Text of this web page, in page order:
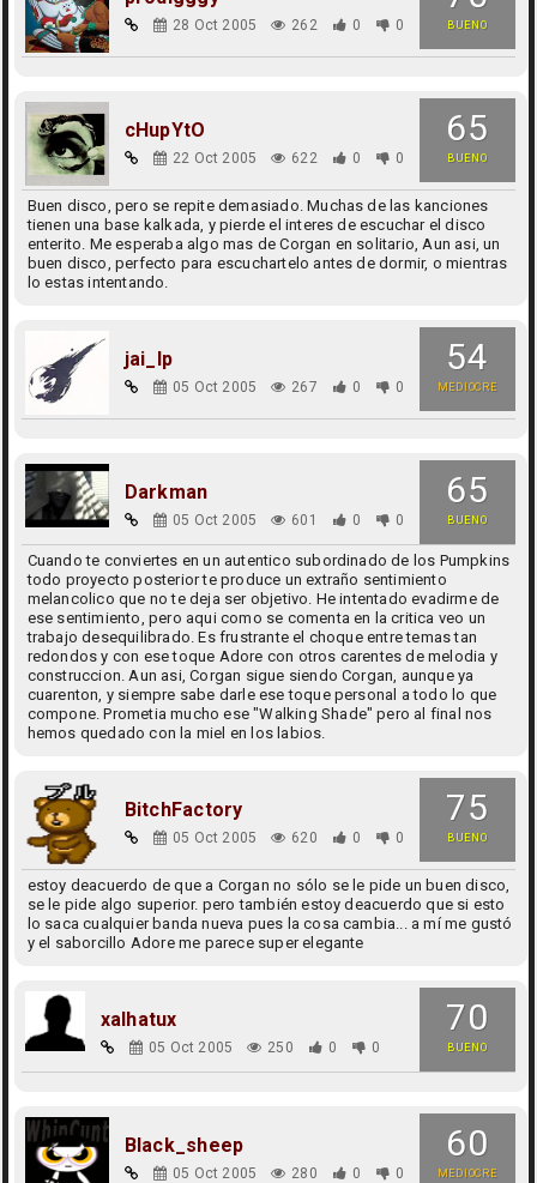
BUENO
28 Oct 2005 262 0 0
65
BUENO
cHupYtO
22 Oct 2005 622 0 0
Buen disco, pero se repite demasiado. Muchas de las kanciones
tienen una base kalkada, y pierde el interes de escuchar el disco
enterito. Me esperaba algo mas de Corgan en solitario, Aun asi, un
buen disco, perfecto para escuchartelo antes de dormir, o mientras
lo estas intentando.
54
MEDIOCRE
jai_lp
05 Oct 2005 267 0 0
65
BUENO
Darkman
05 Oct 2005 601 0 0
Cuando te conviertes en un autentico subordinado de los Pumpkins
todo proyecto posterior te produce un extraño sentimiento
melancolico que no te deja ser objetivo. He intentado evadirme de
ese sentimiento, pero aqui como se comenta en la critica veo un
trabajo desequilibrado. Es frustrante el choque entre temas tan
redondos y con ese toque Adore con otros carentes de melodia y
construccion. Aun asi, Corgan sigue siendo Corgan, aunque ya
cuarenton, y siempre sabe darle ese toque personal a todo lo que
compone. Prometia mucho ese "Walking Shade" pero al final nos
hemos quedado con la miel en los labios.
75
BUENO
BitchFactory
05 Oct 2005 620 0 0
estoy deacuerdo de que a Corgan no sólo se le pide un buen disco,
se le pide algo superior. pero también estoy deacuerdo que si esto
lo saca cualquier banda nueva pues la cosa cambia... a mí me gustó
y el saborcillo Adore me parece super elegante
70
BUENO
xalhatux
05 Oct 2005 250 0 0
60
MEDIOCRE
Black_sheep
05 Oct 2005 280 0 0